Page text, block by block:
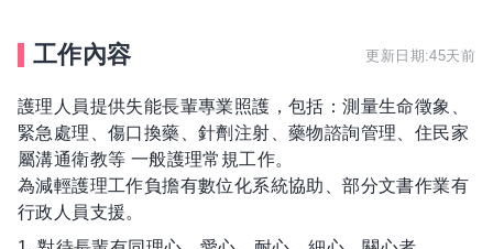
工作內容 更新日期:45天前
護理人員提供失能長輩專業照護，包括：測量生命徵象、
緊急處理、傷口換藥、針劑注射、藥物諮詢管理、住民家
屬溝通衛教等 一般護理常規工作。
為減輕護理工作負擔有數位化系統協助、部分文書作業有
行政人員支援。